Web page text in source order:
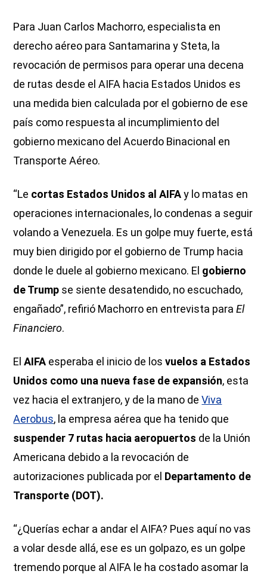
Para Juan Carlos Machorro, especialista en
derecho aéreo para Santamarina y Steta, la
revocación de permisos para operar una decena
de rutas desde el AIFA hacia Estados Unidos es
una medida bien calculada por el gobierno de ese
país como respuesta al incumplimiento del
gobierno mexicano del Acuerdo Binacional en
Transporte Aéreo.
“Le cortas Estados Unidos al AIFAy lo matas en
operaciones internacionales, lo condenas a seguir
volando a Venezuela. Es un golpe muy fuerte, está
muy bien dirigido por el gobierno de Trump hacia
donde le duele al gobierno mexicano. El gobierno
de Trump se siente desatendido, no escuchado,
engañado”, refirió Machorro en entrevista paraEl
Financiero.
ElAIFA esperaba el inicio de losvuelos a Estados
Unidos como una nueva fase de expansión, esta
vez hacia el extranjero, y de la mano deViva
Aerobus, la empresa aérea que ha tenido que
suspender 7 rutas hacia aeropuertos de la Unión
Americana debido a la revocación de
autorizaciones publicada por el Departamento de
Transporte (DOT).
“¿Querías echar a andar el AIFA? Pues aquí no vas
a volar desde allá, ese es un golpazo, es un golpe
tremendo porque al AIFA le ha costado asomar la